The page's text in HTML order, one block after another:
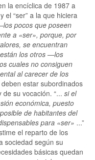
la encíclica de 1987a
el “ser” a la que hiciera
pocos que poseen
a «ser», porque, por
se encuentran
los otros —los
cuales no consiguen
al carecer de los
deben estar subordinados
de su vocación. “... si el
económica, puesto
de habitantes del
para «ser» ...”
el reparto de los
sociedad según su
básicas quedan